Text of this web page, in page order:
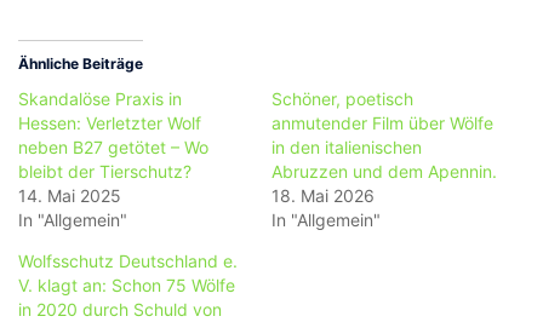
Ähnliche Beiträge
Skandalöse Praxis in
Hessen: Verletzter Wolf
neben B27 getötet – Wo
bleibt der Tierschutz?
14. Mai 2025
In "Allgemein"
Schöner, poetisch
anmutender Film über Wölfe
in den italienischen
Abruzzen und dem Apennin.
18. Mai 2026
In "Allgemein"
Wolfsschutz Deutschland e.
V. klagt an: Schon 75 Wölfe
in 2020 durch Schuld von